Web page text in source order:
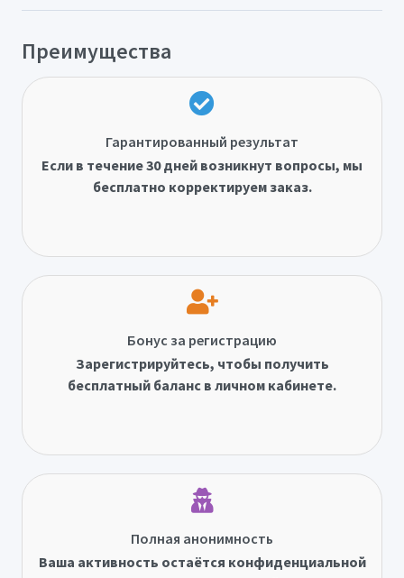
Преимущества
Гарантированный результат
Если в течение 30 дней возникнут вопросы, мы
бесплатно корректируем заказ.
Бонус за регистрацию
Зарегистрируйтесь, чтобы получить
бесплатный баланс в личном кабинете.
Полная анонимность
Ваша активность остаётся конфиденциальной